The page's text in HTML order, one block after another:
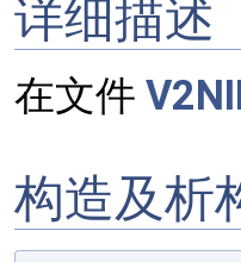
详细描述
在文件
构造及析